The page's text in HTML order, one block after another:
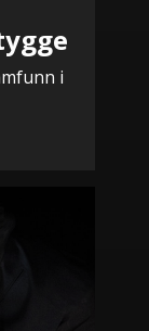
i